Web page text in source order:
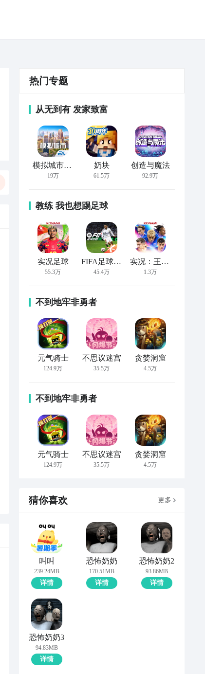
热门专题
从无到有 发家致富
模拟城市：我是市长
19万
奶块
61.5万
创造与魔法
92.9万
教练 我也想踢足球
实况足球
55.3万
FIFA足球世界
45.4万
实况：王者集结
1.3万
不到地牢非勇者
元气骑士
124.9万
不思议迷宫
35.5万
贪婪洞窟
4.5万
不到地牢非勇者
元气骑士
124.9万
不思议迷宫
35.5万
贪婪洞窟
4.5万
猜你喜欢 更多
叫叫
239.24MB
详情
恐怖奶奶
170.51MB
详情
恐怖奶奶2
93.86MB
详情
恐怖奶奶3
94.83MB
详情